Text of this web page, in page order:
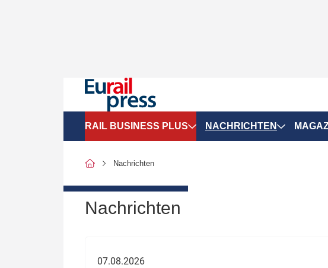
RAIL BUSINESS PLUS
SPNV-Marktdaten
NACHRICHTEN
Nachrichten
Nachrichten
07.08.2026